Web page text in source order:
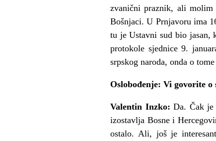
zvanični praznik, ali
Bošnjaci. U Prnjavoru ima
tu je Ustavni sud bio jasan,
protokole sjednice 9.
srpskog naroda, onda o
Oslobođenje: Vi govorite o
Valentin Inzko:Da. Čak je
izostavlja Bosne i
ostalo. Ali, još je